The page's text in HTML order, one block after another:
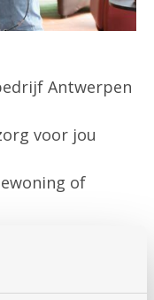
Antwerpen
voor jou
of
jou